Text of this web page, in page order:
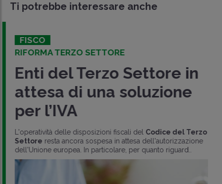
Ti potrebbe interessare anche
FISCO
RIFORMA TERZO SETTORE
Enti del Terzo Settore in
attesa di una soluzione
per l’IVA
L'operatività delle disposizioni fiscali delCodice del Terzo
Settoreresta ancora sospesa in attesa dell'autorizzazione
dell'Unione europea. In particolare, per quanto riguard..